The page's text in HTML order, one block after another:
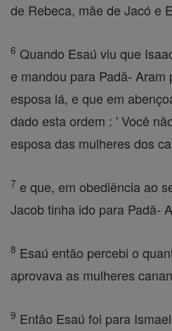
de Rebeca, mãe de Jacó e
6 Quando Esaú viu que
e mandou para Padã- Aram
esposa lá, e que em
dado esta ordem : ' Você
esposa das mulheres dos
7 e que, em obediência ao
Jacob tinha ido para Padã-
8 Esaú então percebi o
aprovava as mulheres
9 Então Esaú foi para